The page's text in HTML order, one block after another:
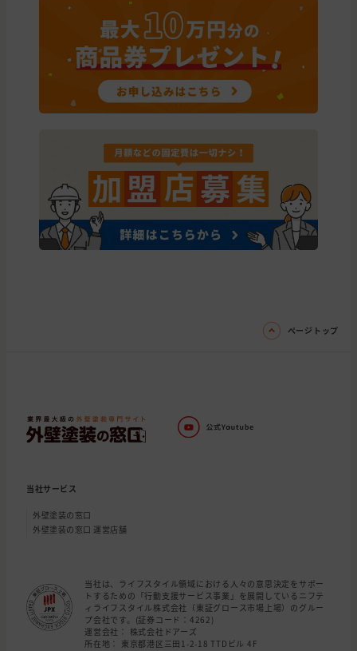
ページトップ
当社サービス
外壁塗装の窓口
外壁塗装の窓口 運営店舗
当社は、ライフスタイル領域における人々の意思決定をサポー
トするための「行動支援サービス事業」を展開しているニフテ
ィライフスタイル株式会社（東証グロース市場上場）のグルー
プ会社です。(証券コード：4262)
運営会社： 株式会社ドアーズ
所在地： 東京都港区三田1-2-18 TTDビル 4F